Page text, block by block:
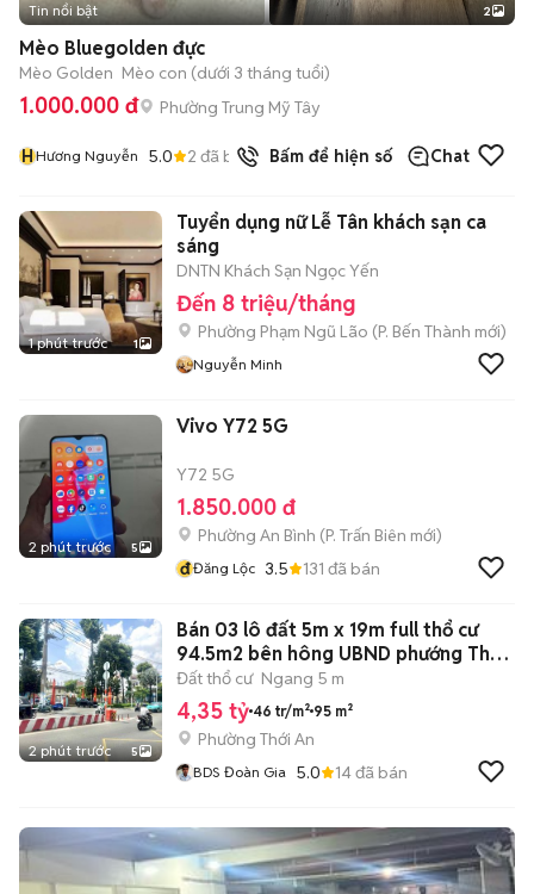
Tin nổi bật 2
Mèo Bluegolden đực
Mèo Golden Mèo con (dưới 3 tháng tuổi)
1.000.000 đ Phường Trung Mỹ Tây
HHương Nguyễn 5.0 2 đã bán Bấm để hiện số Chat
1 phút trước 1
Tuyển dụng nữ Lễ Tân khách sạn ca
sáng
DNTN Khách Sạn Ngọc Yến
Đến 8 triệu/tháng
Phường Phạm Ngũ Lão (P. Bến Thành mới)
Nguyễn Minh
2 phút trước 5
Vivo Y72 5G
Y72 5G
1.850.000 đ
Phường An Bình (P. Trấn Biên mới)
đĐăng Lộc 3.5 131 đã bán
2 phút trước 5
Bán 03 lô đất 5m x 19m full thổ cư
94.5m2 bên hông UBND phướng Thới
An
Đất thổ cư Ngang 5 m
4,35 tỷ 46 tr/m² 95 m²
Phường Thới An
BDS Đoàn Gia 5.0 14đã bán